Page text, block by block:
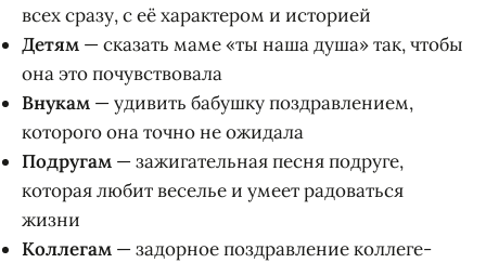
всех сразу, с её характером и историей
Детям — сказать маме «ты наша душа» так, чтобы
она это почувствовала
Внукам — удивить бабушку поздравлением,
которого она точно не ожидала
Подругам — зажигательная песня подруге,
которая любит веселье и умеет радоваться
жизни
Коллегам — задорное поздравление коллеге-